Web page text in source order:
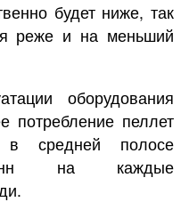
будет ниже, так
реже и на меньший
оборудования
потребление пеллет
в средней полосе
на каждые